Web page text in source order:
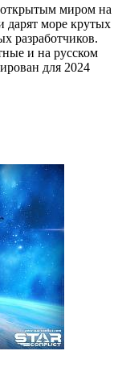
миром на
дарят море крутых
разработчиков.
и на русском
для 2024